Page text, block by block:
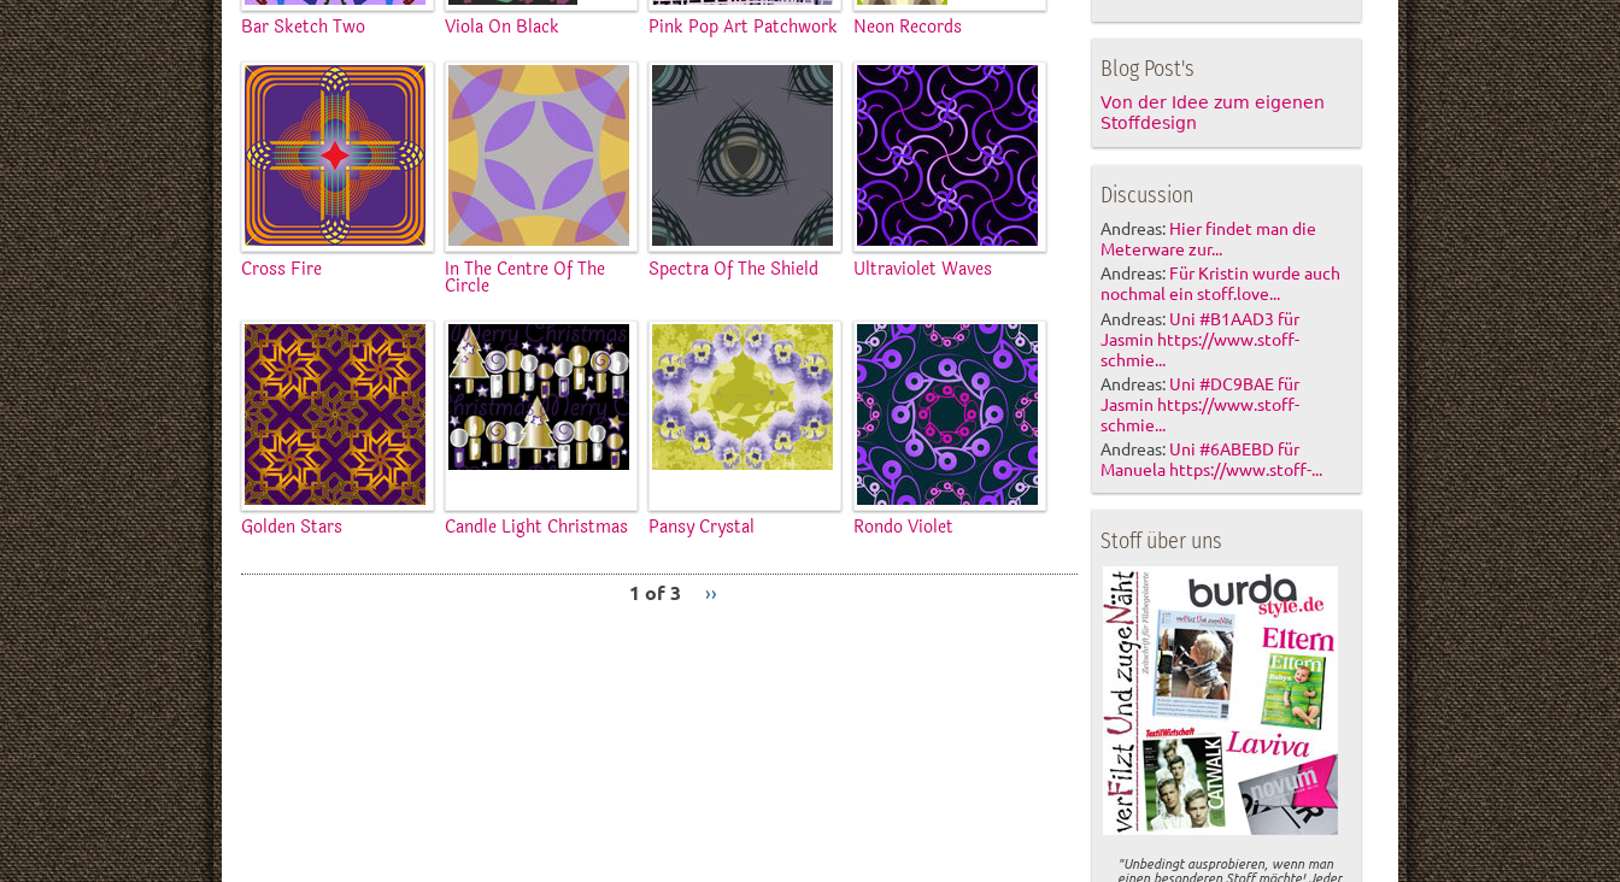
Bar Sketch Two Viola On Black Pink Pop Art Patchwork Neon Records
Cross Fire In The Centre Of The
Circle
Spectra Of The Shield Ultraviolet Waves
Golden Stars Candle Light Christmas Pansy Crystal Rondo Violet
1 of 3 ››
Blog Post's
Von der Idee zum eigenen
Stoffdesign
Discussion
Andreas: Hier findet man die
Meterware zur...
Andreas: Für Kristin wurde auch
nochmal ein stoff.love...
Andreas: Uni #B1AAD3 für
Jasmin https://www.stoff-
schmie...
Andreas: Uni #DC9BAE für
Jasmin https://www.stoff-
schmie...
Andreas: Uni #6ABEBD für
Manuela https://www.stoff-...
Stoff über uns
"Unbedingt ausprobieren, wenn man
einen besonderen Stoff möchte! Jeder